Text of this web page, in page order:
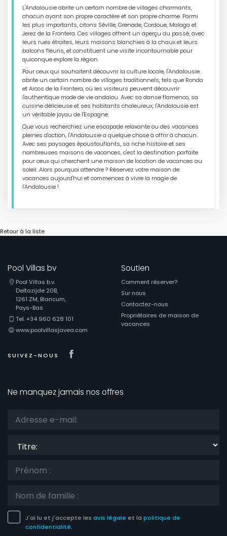
L'Andalousie abrite un certain nombre de villages charmants,
chacun ayant son propre caractère et son propre charme. Parmi
les plus importants, citons Séville, Grenade, Cordoue, Malaga et
Jerez de la Frontera. Ces villages offrent un aperçu du passé, avec
leurs rues étroites, leurs maisons blanchies à la chaux et leurs
balcons fleuris, et constituent une visite incontournable pour
quiconque explore la région.
Pour ceux qui souhaitent découvrir la culture locale, l'Andalousie
abrite un certain nombre de villages traditionnels, tels que Ronda
et Arcos de la Frontera, où les visiteurs peuvent découvrir
l'authentique mode de vie andalou. Avec sa danse flamenco, sa
cuisine délicieuse et ses habitants chaleureux, l'Andalousie est
un véritable joyau de l'Espagne.
Que vous recherchiez une escapade relaxante ou des vacances
pleines d'action, l'Andalousie a quelque chose à offrir à chacun.
Avec ses paysages époustouflants, sa riche histoire et ses
nombreuses maisons de vacances, c'est la destination parfaite
pour ceux qui cherchent une maison de location de vacances au
soleil. Alors pourquoi attendre ? Réservez votre maison de
vacances aujourd'hui et commencez à vivre la magie de
l'Andalousie !
Retour à la liste
Pool Villas bv
Pool Villas b.v.
Deltazijde 20B,
1261 ZM, Blaricum,
Pays-Bas
Tel. +34 960 628 101
www.poolvillasjavea.com
SUIVEZ-NOUS
Soutien
Comment réserver?
Sur nous
Contactez-nous
Propriétaires de maison de
vacances
Ne manquez jamais nos offres
J'ai lu et j'accepte les avis légale et la politique de
confidentialité.